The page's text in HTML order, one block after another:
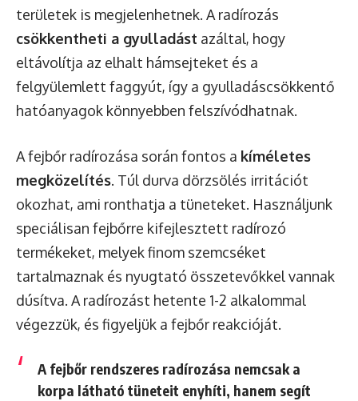
területek is megjelenhetnek. A radírozás
csökkentheti a gyulladást azáltal, hogy
eltávolítja az elhalt hámsejteket és a
felgyülemlett faggyút, így a gyulladáscsökkentő
hatóanyagok könnyebben felszívódhatnak.
A fejbőr radírozása során fontos a kíméletes
megközelítés. Túl durva dörzsölés irritációt
okozhat, ami ronthatja a tüneteket. Használjunk
speciálisan fejbőrre kifejlesztett radírozó
termékeket, melyek finom szemcséket
tartalmaznak és nyugtató összetevőkkel vannak
dúsítva. A radírozást hetente 1-2 alkalommal
végezzük, és figyeljük a fejbőr reakcióját.
A fejbőr rendszeres radírozása nemcsak a
korpa látható tüneteit enyhíti, hanem segít